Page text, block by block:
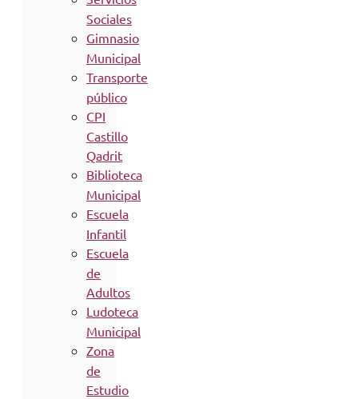
Sociales
Gimnasio
Municipal
Transporte
público
CPI
Castillo
Qadrit
Biblioteca
Municipal
Escuela
Infantil
Escuela
de
Adultos
Ludoteca
Municipal
Zona
de
Estudio